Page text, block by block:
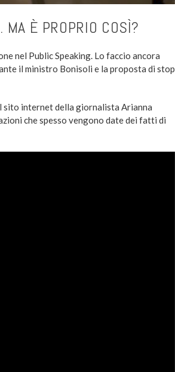
MA È PROPRIO COSÌ?
nel Public Speaking. Lo faccio ancora
il ministro Bonisoli e la proposta di stop
sito internet della giornalista Arianna
che spesso vengono date dei fatti di